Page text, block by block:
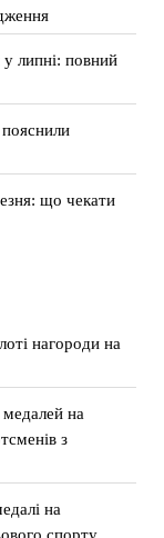
у липні: повний
що чекати
нагороди на
на
з
на
спорту